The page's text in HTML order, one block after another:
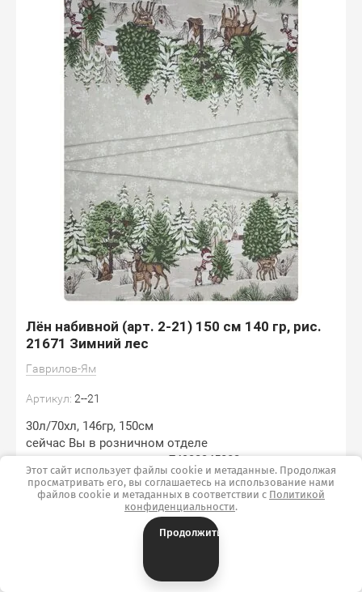
Лён набивной (арт. 2-21) 150 см 140 гр, рис.
21671 Зимний лес
Гаврилов-Ям
Артикул: 2--21
30л/70хл, 146гр, 150см
сейчас Вы в розничном отделе
купить в оптовую цену +74932345082
Артикулы товаров на маркет-плейсах
Вайлдбериз 302477233, Озон 1787319249, Яндекс-
маркет 103693485637
Добавить к сравнению
Этот сайт использует файлы cookie и метаданные. Продолжая
просматривать его, вы соглашаетесь на использование нами
файлов cookie и метаданных в соответствии с Политикой
конфиденциальности.
Продолжить